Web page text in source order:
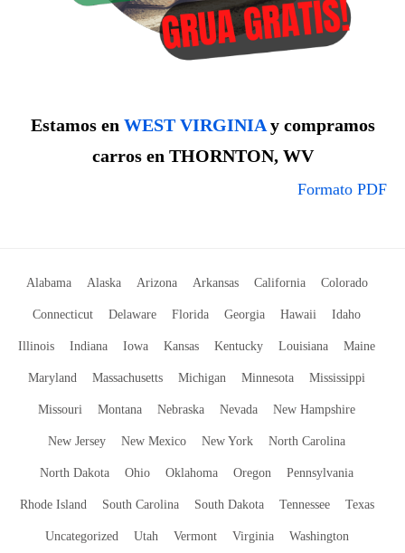
Estamos en WEST VIRGINIAy compramos
carros en THORNTON, WV
Formato PDF
Alabama Alaska Arizona Arkansas California Colorado
Connecticut Delaware Florida Georgia Hawaii Idaho
Illinois Indiana Iowa Kansas Kentucky Louisiana Maine
Maryland Massachusetts Michigan Minnesota Mississippi
Missouri Montana Nebraska Nevada New Hampshire
New Jersey New Mexico New York North Carolina
North Dakota Ohio Oklahoma Oregon Pennsylvania
Rhode Island South Carolina South Dakota Tennessee Texas
Uncategorized Utah Vermont Virginia Washington